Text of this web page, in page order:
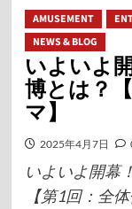
AMUSEMENT
NEWS & BLOG
いよいよ
博とは？
マ】
2025年4月7日
いよいよ開幕
【第1回：全